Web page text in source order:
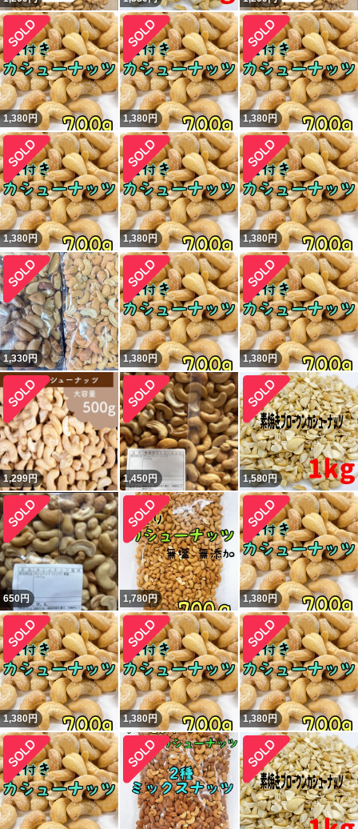
1,380円 1,380円 1,380円
1,380円 1,380円 1,380円
1,330円 1,380円 1,380円
1,299円 1,450円 1,580円
650円 1,780円 1,380円
1,380円 1,380円 1,380円